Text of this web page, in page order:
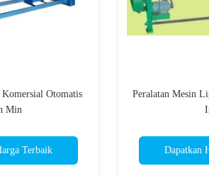
Otomatis
Min
Terbaik
Peralatan Mesin
Dapatkan